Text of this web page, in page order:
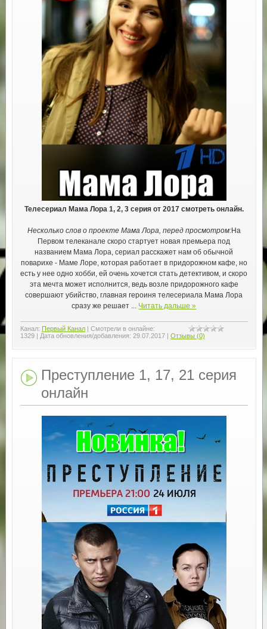
Телесериал Мама Лора 1, 2, 3 серия от 2017 смотреть онлайн.
Несколько слов о проекте Мама Лора, перед просмотром:На
Первом телеканале скоро стартует новая премьера под
названием Мама Лора, сериал расскажет нам об обычной
поварихе - Маме Лоре, которая работает в придорожном кафе, но
есть у нее одно хобби, ей очень хочется стать детективом, и скоро
эта мечта может исполнится, ведь возле придорожного кафе
совершают убийство, главная героиня телесериала Мама Лора
сразу же решает
Читать дальше »
Канал: Первый Канал| Смотрели в онлайне:
1329| Дата обновления/добавления: 29.07.2017 | Отзывы (0)
Преступление 1, 17, 21 серия
онлайн